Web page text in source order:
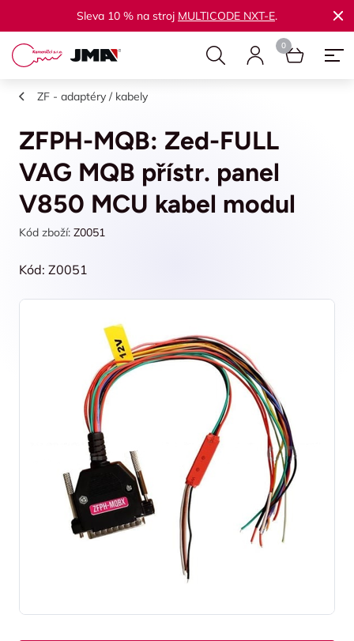
Sleva 10 % na stroj MULTICODE NXT-E.
ZF - adaptéry / kabely
ZFPH-MQB: Zed-FULL
VAG MQB přístr. panel
V850 MCU kabel modul
Kód zboží: Z0051
Kód: Z0051